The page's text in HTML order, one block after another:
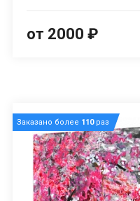
от 2000 ₽
Заказано более 110раз